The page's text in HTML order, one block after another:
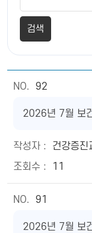
92
2026년 7월 보
건강증진
11
91
2026년 7월 보